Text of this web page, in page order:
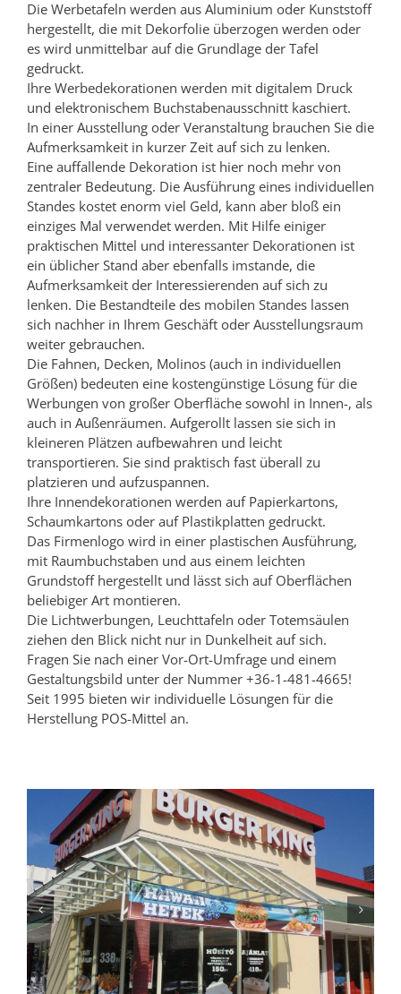
Die Werbetafeln werden aus Aluminium oder Kunststoff
hergestellt, die mit Dekorfolie überzogen werden oder
es wird unmittelbar auf die Grundlage der Tafel
gedruckt.
Ihre Werbedekorationen werden mit digitalem Druck
und elektronischem Buchstabenausschnitt kaschiert.
In einer Ausstellung oder Veranstaltung brauchen Sie die
Aufmerksamkeit in kurzer Zeit auf sich zu lenken.
Eine auffallende Dekoration ist hier noch mehr von
zentraler Bedeutung. Die Ausführung eines individuellen
Standes kostet enorm viel Geld, kann aber bloß ein
einziges Mal verwendet werden. Mit Hilfe einiger
praktischen Mittel und interessanter Dekorationen ist
ein üblicher Stand aber ebenfalls imstande, die
Aufmerksamkeit der Interessierenden auf sich zu
lenken. Die Bestandteile des mobilen Standes lassen
sich nachher in Ihrem Geschäft oder Ausstellungsraum
weiter gebrauchen.
Die Fahnen, Decken, Molinos (auch in individuellen
Größen) bedeuten eine kostengünstige Lösung für die
Werbungen von großer Oberfläche sowohl in Innen-, als
auch in Außenräumen. Aufgerollt lassen sie sich in
kleineren Plätzen aufbewahren und leicht
transportieren. Sie sind praktisch fast überall zu
platzieren und aufzuspannen.
Ihre Innendekorationen werden auf Papierkartons,
Schaumkartons oder auf Plastikplatten gedruckt.
Das Firmenlogo wird in einer plastischen Ausführung,
mit Raumbuchstaben und aus einem leichten
Grundstoff hergestellt und lässt sich auf Oberflächen
beliebiger Art montieren.
Die Lichtwerbungen, Leuchttafeln oder Totemsäulen
ziehen den Blick nicht nur in Dunkelheit auf sich.
Fragen Sie nach einer Vor-Ort-Umfrage und einem
Gestaltungsbild unter der Nummer +36-1-481-4665!
Seit 1995 bieten wir individuelle Lösungen für die
Herstellung POS-Mittel an.